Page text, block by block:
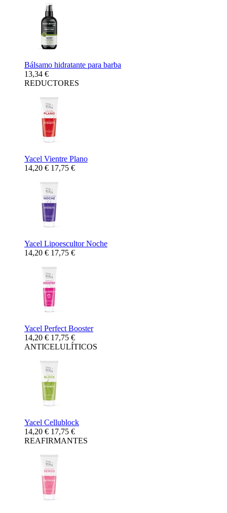
Bálsamo hidratante para barba
13,34 €
REDUCTORES
Yacel Vientre Plano
14,20 € 17,75 €
Yacel Lipoescultor Noche
14,20 € 17,75 €
Yacel Perfect Booster
14,20 € 17,75 €
ANTICELULÍTICOS
Yacel Cellublock
14,20 € 17,75 €
REAFIRMANTES